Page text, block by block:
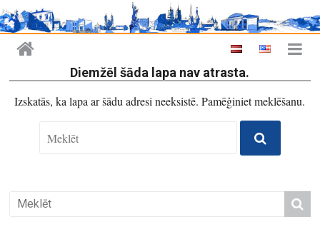
Diemžēl šāda lapa nav atrasta.
Izskatās, ka lapa ar šādu adresi neeksistē. Pamēģiniet meklēšanu.